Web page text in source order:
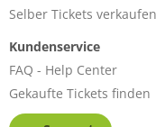
Selber Tickets verkaufen
Kundenservice
FAQ - Help Center
Gekaufte Tickets finden